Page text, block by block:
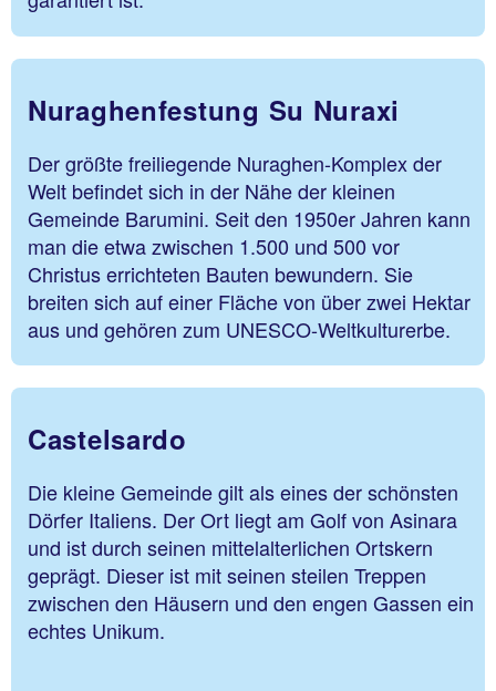
Nuraghenfestung Su Nuraxi
Der größte freiliegende Nuraghen-Komplex der
Welt befindet sich in der Nähe der kleinen
Gemeinde Barumini. Seit den 1950er Jahren kann
man die etwa zwischen 1.500 und 500 vor
Christus errichteten Bauten bewundern. Sie
breiten sich auf einer Fläche von über zwei Hektar
aus und gehören zum UNESCO-Weltkulturerbe.
Castelsardo
Die kleine Gemeinde gilt als eines der schönsten
Dörfer Italiens. Der Ort liegt am Golf von Asinara
und ist durch seinen mittelalterlichen Ortskern
geprägt. Dieser ist mit seinen steilen Treppen
zwischen den Häusern und den engen Gassen ein
echtes Unikum.